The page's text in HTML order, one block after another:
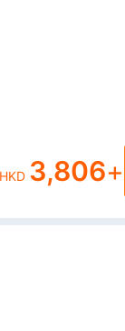
HKD 3,806+